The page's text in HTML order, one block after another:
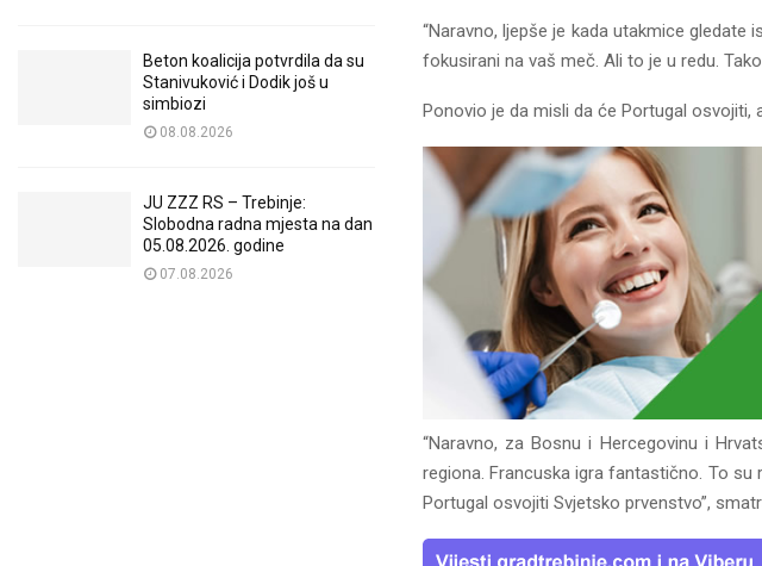
“Naravno, ljepše je kada utakmice gledate
fokusirani na vaš meč. Ali to je u redu.
Ponovio je da misli da će Portugal osvojiti,
“Naravno, za Bosnu i Hercegovinu i
regiona. Francuska igra fantastično. To
Portugal osvojiti Svjetsko prvenstvo”,
Beton koalicija potvrdila da su
Stanivuković i Dodik još u
simbiozi
08.08.2026
JU ZZZ RS – Trebinje:
Slobodna radna mjesta na dan
05.08.2026. godine
07.08.2026